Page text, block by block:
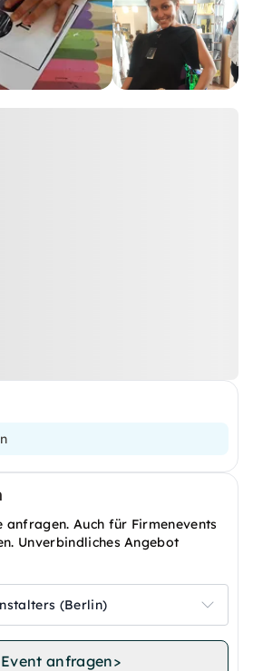
Auch für Firmenevents
Unverbindliches Angebot
(Berlin)
Event anfragen>